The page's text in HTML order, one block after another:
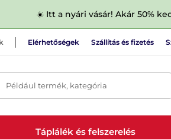
☀️ Itt a nyári vásár! Akár 50%
Elérhetőségek Szállítás és fizetés
Például termék, kategória
Táplálék és felszerelés